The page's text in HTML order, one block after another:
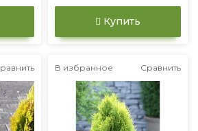
Купить
В избранное Сравнить